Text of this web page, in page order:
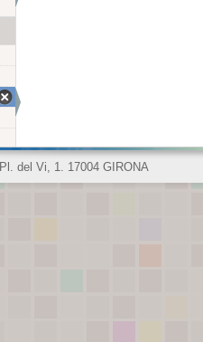
Pl. del Vi, 1. 17004 GIRONA